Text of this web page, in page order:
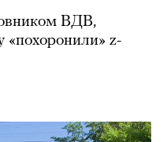
ВДВ,
«похоронили» z-